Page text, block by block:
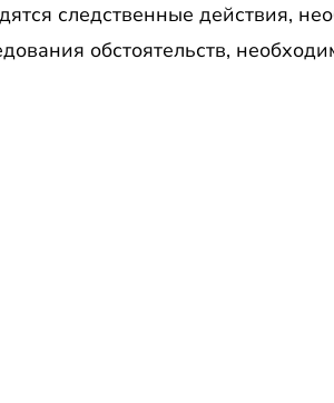
следственные действия,
обстоятельств,